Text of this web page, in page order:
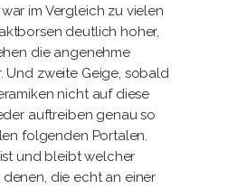
im Vergleich zu vielen
deutlich hoher,
die angenehme
Und zweite Geige, sobald
nicht auf diese
auftreiben genau so
folgenden Portalen.
und bleibt welcher
die echt an einer